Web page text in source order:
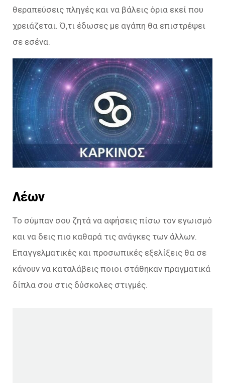
θεραπεύσεις πληγές και να βάλεις όρια εκεί που
χρειάζεται. Ό,τι έδωσες με αγάπη θα επιστρέψει
σε εσένα.
Λέων
Το σύμπαν σου ζητά να αφήσεις πίσω τον εγωισμό
και να δεις πιο καθαρά τις ανάγκες των άλλων.
Επαγγελματικές και προσωπικές εξελίξεις θα σε
κάνουν να καταλάβεις ποιοι στάθηκαν πραγματικά
δίπλα σου στις δύσκολες στιγμές.